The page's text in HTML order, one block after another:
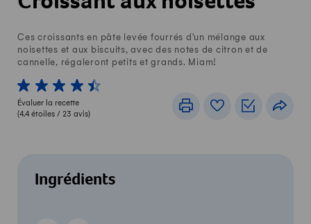
Ces croissants en pâte levée fourrés d'un mélange aux
noisettes et aux biscuits, avec des notes de citron et de
cannelle, régaleront petits et grands. Miam!
1 von 5 étoiles
2 von 5 étoiles
3 von 5 étoiles
4 von 5 étoiles
5 von 5 étoiles
Évaluer la recette
(4.4 étoiles / 23 avis)
ImprimerLivre de recettes
Listes de
Ingrédients